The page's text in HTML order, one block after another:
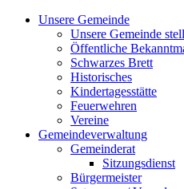
Unsere Gemeinde
Unsere Gemeinde
Öffentliche
Schwarzes Brett
Historisches
Kindertagesstätte
Feuerwehren
Vereine
Gemeindeverwaltung
Gemeinderat
Sitzungsdienst
Bürgermeister